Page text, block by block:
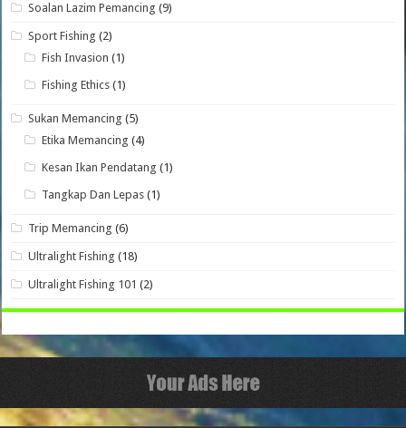
Soalan Lazim Pemancing (9)
Sport Fishing (2)
Fish Invasion (1)
Fishing Ethics (1)
Sukan Memancing (5)
Etika Memancing (4)
Kesan Ikan Pendatang (1)
Tangkap Dan Lepas (1)
Trip Memancing (6)
Ultralight Fishing (18)
Ultralight Fishing 101 (2)